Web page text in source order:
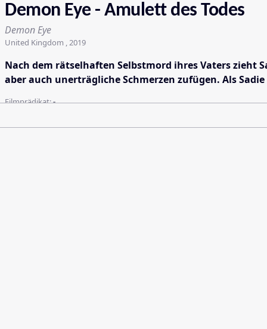
Demon Eye - Amulett des Todes
Demon Eye
United Kingdom , 2019
Nach dem rätselhaften Selbstmord ihres Vaters zieht
aber auch unerträgliche Schmerzen zufügen. Als
Filmprädikat:-